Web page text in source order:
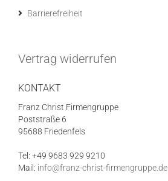
Barrierefreiheit
Vertrag widerrufen
KONTAKT
Franz Christ Firmengruppe
Poststraße 6
95688 Friedenfels
Tel: +49 9683 929 9210
Mail: info@franz-christ-firmengruppe.de